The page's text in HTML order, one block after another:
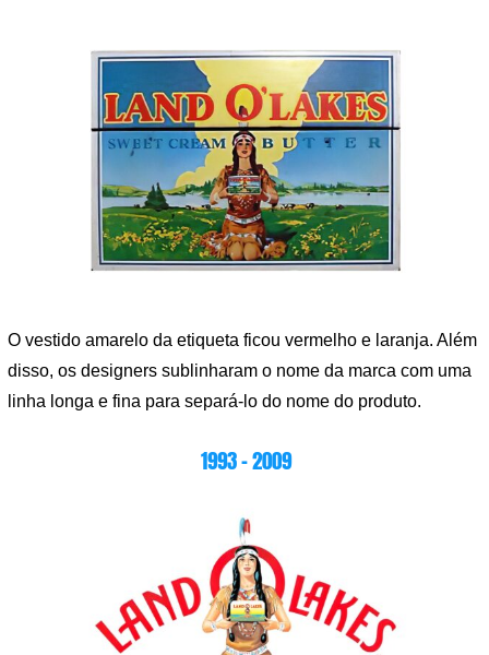
O vestido amarelo da etiqueta ficou vermelho e laranja. Além
disso, os designers sublinharam o nome da marca com uma
linha longa e fina para separá-lo do nome do produto.
1993 – 2009